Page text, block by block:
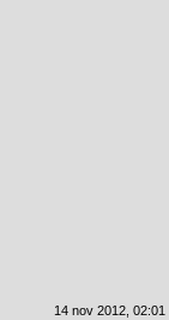
14 nov 2012, 02:01